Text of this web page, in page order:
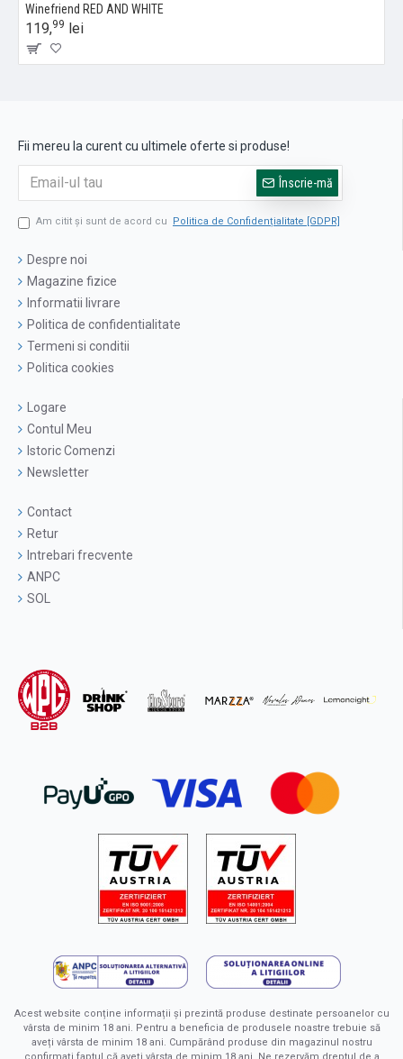
Winefriend RED AND WHITE
119,99 lei
Fii mereu la curent cu ultimele oferte si produse!
Înscrie-mă
Am citit şi sunt de acord cu Politica de Confidențialitate [GDPR]
Despre noi
Magazine fizice
Informatii livrare
Politica de confidentialitate
Termeni si conditii
Politica cookies
Logare
Contul Meu
Istoric Comenzi
Newsletter
Contact
Retur
Intrebari frecvente
ANPC
SOL
Acest website conține informații și prezintă produse destinate persoanelor cu
vârsta de minim 18 ani. Pentru a beneficia de produsele noastre trebuie să
aveți vârsta de minim 18 ani. Cumpărând produse din magazinul nostru